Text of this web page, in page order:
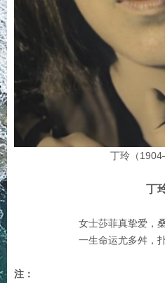
丁玲（
丁
女士莎菲真挚爱，
一生命运尤多舛，
注：